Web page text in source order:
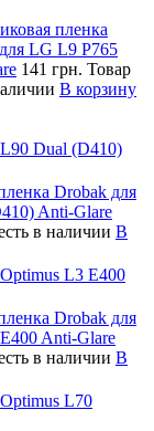
пленка
LG L9 P765
141 грн. Товар
В корзину
Dual (D410)
Drobak для
Anti-Glare
в наличии В
L3 E400
Drobak для
Anti-Glare
в наличии В
L70